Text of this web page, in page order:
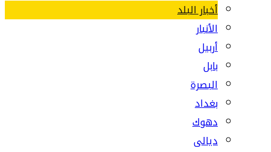
أخبار البلد
الأنبار
أربيل
بابل
البصرة
بغداد
دهوك
ديالى